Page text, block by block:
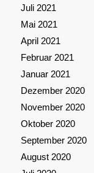
Juli 2021
Mai 2021
April 2021
Februar 2021
Januar 2021
Dezember 2020
November 2020
Oktober 2020
September 2020
August 2020